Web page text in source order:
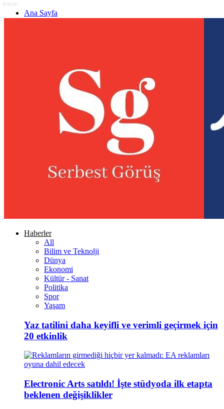
Ana Sayfa
Haberler
All
Bilim ve Teknolji
Dünya
Ekonomi
Kültür - Sanat
Politika
Spor
Yaşam
Yaz tatilini daha keyifli ve verimli geçirmek için
20 etkinlik
Electronic Arts satıldı! İşte stüdyoda ilk etapta
beklenen değişiklikler
Reklam